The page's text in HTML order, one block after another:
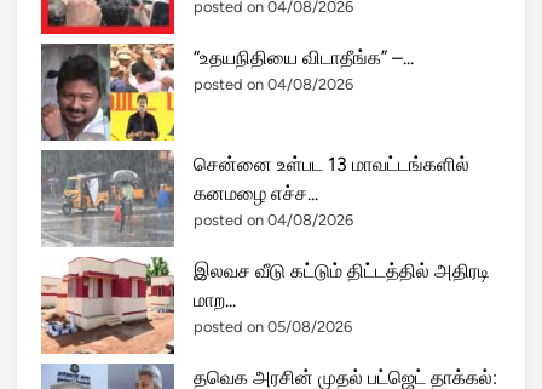
ரி
க்
ண்
டு
ம
ழை
posted on 04/08/2026
“உதயநிதியை விடாதீங்க” –...
posted on 04/08/2026
சென்னை உள்பட 13 மாவட்டங்களில்
கனமழை எச்ச...
posted on 04/08/2026
இலவச வீடு கட்டும் திட்டத்தில் அதிரடி
மாற...
posted on 05/08/2026
தவெக அரசின் முதல் பட்ஜெட் தாக்கல்: